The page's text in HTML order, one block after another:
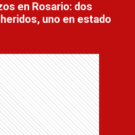
en Rosario: dos
uno en estado